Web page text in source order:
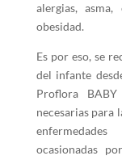
alergias,
obesidad.
Es por eso, se
del infante
Proflora BABY
necesarias para
ocasionadas